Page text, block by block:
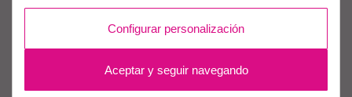
Configurar personalización
Aceptar y seguir navegando